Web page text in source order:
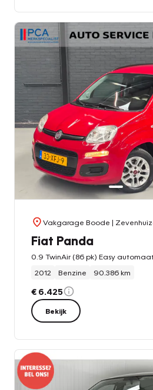
Vakgarage Boode |
Fiat Panda
2012
Benzine 90.386 km
€ 6.425
Bekijk